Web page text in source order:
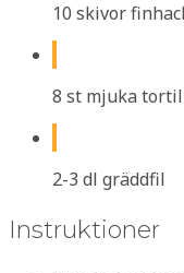
10 skivor
8 st mjuka
2-3 dl gräddfil
Instruktioner